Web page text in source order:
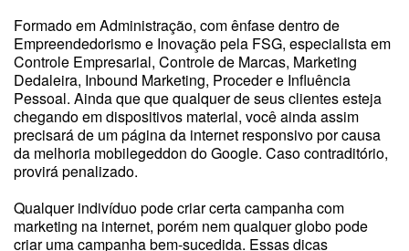
Formado em Administração, com ênfase dentro de
Empreendedorismo e Inovação pela FSG, especialista em
Controle Empresarial, Controle de Marcas, Marketing
Dedaleira, Inbound Marketing, Proceder e Influência
Pessoal. Ainda que que qualquer de seus clientes esteja
chegando em dispositivos material, você ainda assim
precisará de um página da internet responsivo por causa
da melhoria mobilegeddon do Google. Caso contraditório,
provirá penalizado.
Qualquer indivíduo pode criar certa campanha com
marketing na internet, porém nem qualquer globo pode
criar uma campanha bem-sucedida. Essas dicas